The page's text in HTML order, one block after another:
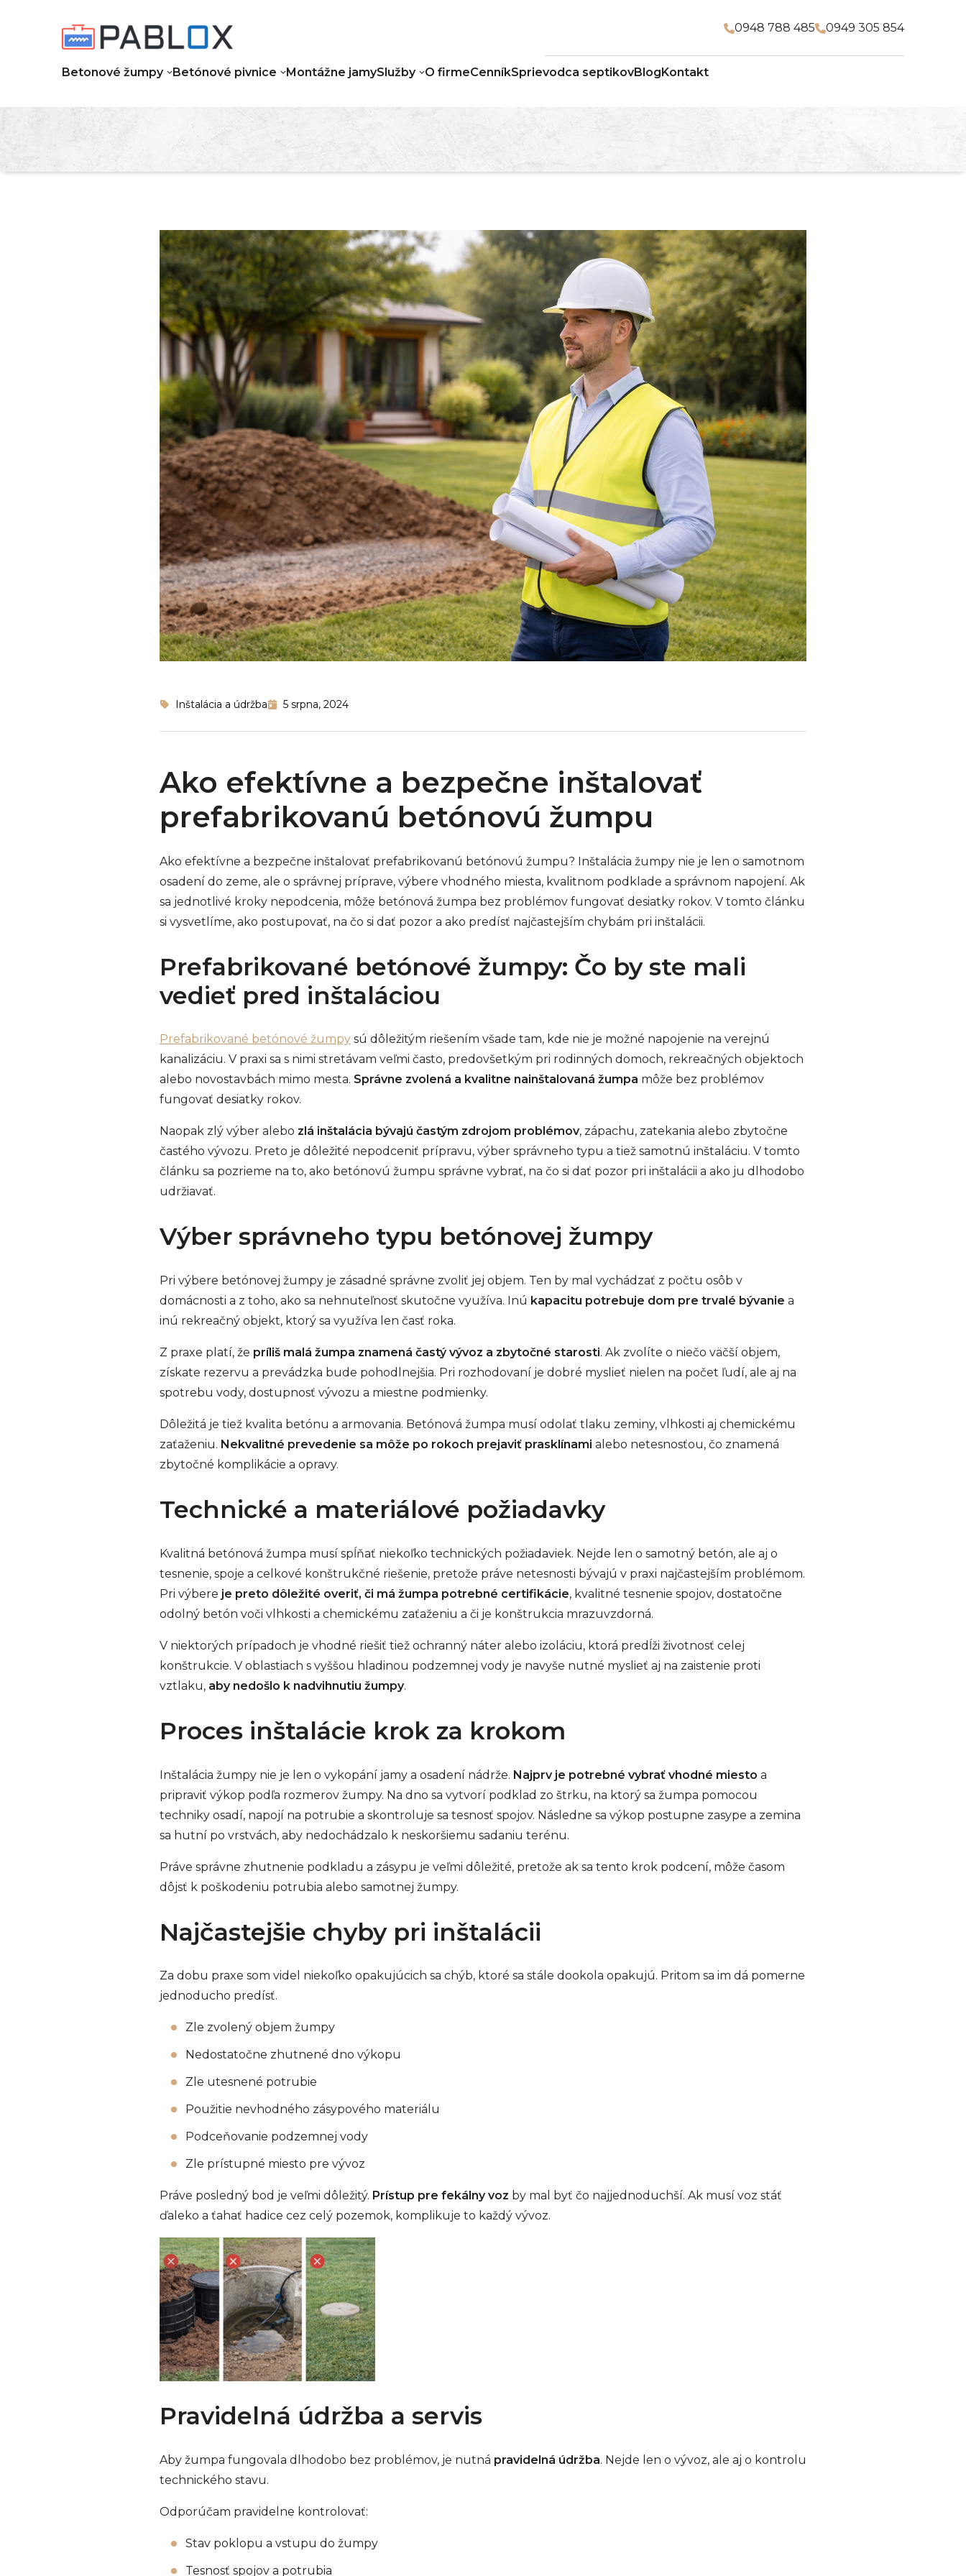
0948 788 485 0949 305 854
Betonové žumpy Betónové pivnice Montážne jamySlužby O firmeCenníkSprievodca septikovBlogKontakt
Inštalácia a údržba 5 srpna, 2024
Ako efektívne a bezpečne inštalovať
prefabrikovanú betónovú žumpu
Ako efektívne a bezpečne inštalovať prefabrikovanú betónovú žumpu? Inštalácia žumpy nie je len o samotnom
osadení do zeme, ale o správnej príprave, výbere vhodného miesta, kvalitnom podklade a správnom napojení. Ak
sa jednotlivé kroky nepodcenia, môže betónová žumpa bez problémov fungovať desiatky rokov. V tomto článku
si vysvetlíme, ako postupovať, na čo si dať pozor a ako predísť najčastejším chybám pri inštalácii.
Prefabrikované betónové žumpy: Čo by ste mali
vedieť pred inštaláciou
Prefabrikované betónové žumpy sú dôležitým riešením všade tam, kde nie je možné napojenie na verejnú
kanalizáciu. V praxi sa s nimi stretávam veľmi často, predovšetkým pri rodinných domoch, rekreačných objektoch
alebo novostavbách mimo mesta. Správne zvolená a kvalitne nainštalovaná žumpa môže bez problémov
fungovať desiatky rokov.
Naopak zlý výber alebo zlá inštalácia bývajú častým zdrojom problémov, zápachu, zatekania alebo zbytočne
častého vývozu. Preto je dôležité nepodceniť prípravu, výber správneho typu a tiež samotnú inštaláciu. V tomto
článku sa pozrieme na to, ako betónovú žumpu správne vybrať, na čo si dať pozor pri inštalácii a ako ju dlhodobo
udržiavať.
Výber správneho typu betónovej žumpy
Pri výbere betónovej žumpy je zásadné správne zvoliť jej objem. Ten by mal vychádzať z počtu osôb v
domácnosti a z toho, ako sa nehnuteľnosť skutočne využíva. Inú kapacitu potrebuje dom pre trvalé bývanie a
inú rekreačný objekt, ktorý sa využíva len časť roka.
Z praxe platí, že príliš malá žumpa znamená častý vývoz a zbytočné starosti. Ak zvolíte o niečo väčší objem,
získate rezervu a prevádzka bude pohodlnejšia. Pri rozhodovaní je dobré myslieť nielen na počet ľudí, ale aj na
spotrebu vody, dostupnosť vývozu a miestne podmienky.
Dôležitá je tiež kvalita betónu a armovania. Betónová žumpa musí odolať tlaku zeminy, vlhkosti aj chemickému
zaťaženiu. Nekvalitné prevedenie sa môže po rokoch prejaviť prasklínami alebo netesnosťou, čo znamená
zbytočné komplikácie a opravy.
Technické a materiálové požiadavky
Kvalitná betónová žumpa musí spĺňať niekoľko technických požiadaviek. Nejde len o samotný betón, ale aj o
tesnenie, spoje a celkové konštrukčné riešenie, pretože práve netesnosti bývajú v praxi najčastejším problémom.
Pri výbere je preto dôležité overiť, či má žumpa potrebné certifikácie, kvalitné tesnenie spojov, dostatočne
odolný betón voči vlhkosti a chemickému zaťaženiu a či je konštrukcia mrazuvzdorná.
V niektorých prípadoch je vhodné riešiť tiež ochranný náter alebo izoláciu, ktorá predĺži životnosť celej
konštrukcie. V oblastiach s vyššou hladinou podzemnej vody je navyše nutné myslieť aj na zaistenie proti
vztlaku, aby nedošlo k nadvihnutiu žumpy.
Proces inštalácie krok za krokom
Inštalácia žumpy nie je len o vykopání jamy a osadení nádrže. Najprv je potrebné vybrať vhodné miesto a
pripraviť výkop podľa rozmerov žumpy. Na dno sa vytvorí podklad zo štrku, na ktorý sa žumpa pomocou
techniky osadí, napojí na potrubie a skontroluje sa tesnosť spojov. Následne sa výkop postupne zasype a zemina
sa hutní po vrstvách, aby nedochádzalo k neskoršiemu sadaniu terénu.
Práve správne zhutnenie podkladu a zásypu je veľmi dôležité, pretože ak sa tento krok podcení, môže časom
dôjsť k poškodeniu potrubia alebo samotnej žumpy.
Najčastejšie chyby pri inštalácii
Za dobu praxe som videl niekoľko opakujúcich sa chýb, ktoré sa stále dookola opakujú. Pritom sa im dá pomerne
jednoducho predísť.
Zle zvolený objem žumpy
Nedostatočne zhutnené dno výkopu
Zle utesnené potrubie
Použitie nevhodného zásypového materiálu
Podceňovanie podzemnej vody
Zle prístupné miesto pre vývoz
Práve posledný bod je veľmi dôležitý. Prístup pre fekálny voz by mal byť čo najjednoduchší. Ak musí voz stáť
ďaleko a ťahať hadice cez celý pozemok, komplikuje to každý vývoz.
Pravidelná údržba a servis
Aby žumpa fungovala dlhodobo bez problémov, je nutná pravidelná údržba. Nejde len o vývoz, ale aj o kontrolu
technického stavu.
Odporúčam pravidelne kontrolovať:
Stav poklopu a vstupu do žumpy
Tesnosť spojov a potrubia